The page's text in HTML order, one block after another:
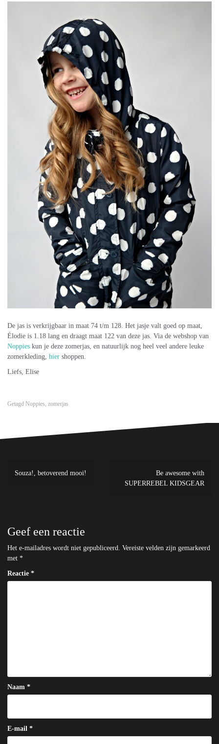
De jas is verkrijgbaar in maat 74 t/m 128. Het jasje valt goed op maat,
Élodie is 1.18 lang en draagt maat 122 van deze jas. Via de webshop van
Noppies kun je deze zomerjas, en natuurlijk nog heel veel andere leuke
zomerkleding, hier shoppen.
Liefs, Elise
Getagd Noppies zomerjas
Bericht
Souza!, betoverend mooi!
Be awesome with
SUPERREBEL KIDSGEAR
Geef een reactie
Het e-mailadres wordt niet gepubliceerd. Vereiste velden zijn gemarkeerd
met *
Reactie *
Naam *
E-mail *